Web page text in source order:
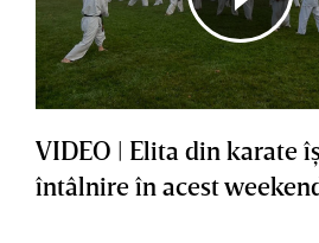
VIDEO | Elita din karate
întâlnire în acest